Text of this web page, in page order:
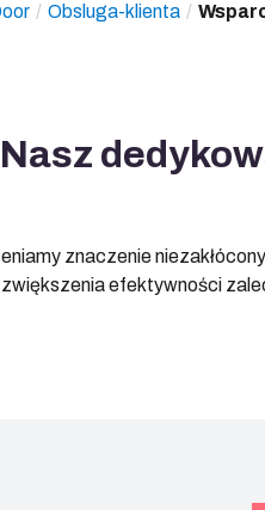
Obsluga-klienta
Nasz
znaczenie
zwiększenia efektywności